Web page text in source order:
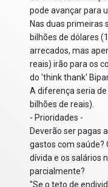
pode avançar para
Nas duas primeiras
bilhões de dólares
arrecados, mas
reais) irão para os
do 'think thank'
A diferença seria
bilhões de reais).
- Prioridades -
Deverão ser pagas
gastos com saúde?
dívida e os salários
parcialmente?
"Se o teto de